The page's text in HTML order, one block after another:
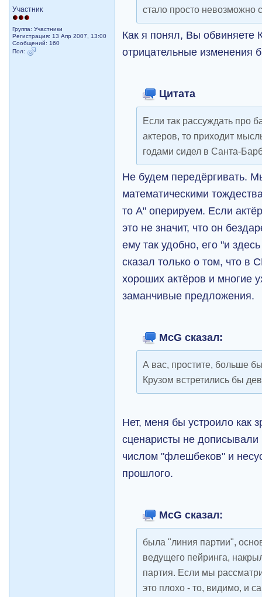
Участник
Группа: Участники
Регистрация: 13 Апр 2007, 13:00
Сообщений: 160
Пол:
стало просто невозможно
Как я понял, Вы обвиняете
отрицательные изменения
Цитата
Если так рассуждать про
актеров, то приходит
годами сидел в Санта-
Не будем передёргивать.
математическими
то А" оперируем. Если
это не значит, что он
ему так удобно, его "и
сказал только о том, что в
хороших актёров и многие
заманчивые предложения.
McG сказал:
А вас, простите, больше
Крузом встретились бы
Нет, меня бы устроило как
сценаристы не дописывали
числом "флешбеков" и
прошлого.
McG сказал:
была "линия партии",
ведущего пейринга,
партия. Если мы
это плохо - то, видимо, и